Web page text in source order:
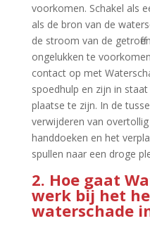
voorkomen.​ Schakel als
als de bron van de
de stroom van de
ongelukken te
contact op met
spoedhulp en zijn in
plaatse te zijn.​ In de
verwijderen van
handdoeken en het
spullen naar een droge
2.​ Hoe gaat
werk bij het
waterschade